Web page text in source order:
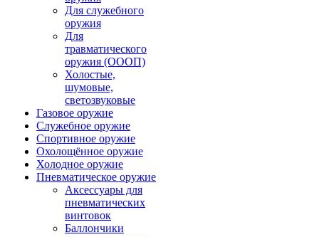
Для служебного
оружия
Для
травматического
оружия (ОООП)
Холостые,
шумовые,
светозвуковые
Газовое оружие
Служебное оружие
Спортивное оружие
Охолощённое оружие
Холодное оружие
Пневматическое оружие
Аксессуары для
пневматических
винтовок
Баллончики